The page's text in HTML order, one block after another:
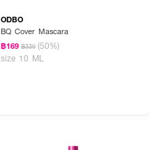
ODBO
BQ Cover Mascara
฿169 ฿339 (50%)
size 10 ML